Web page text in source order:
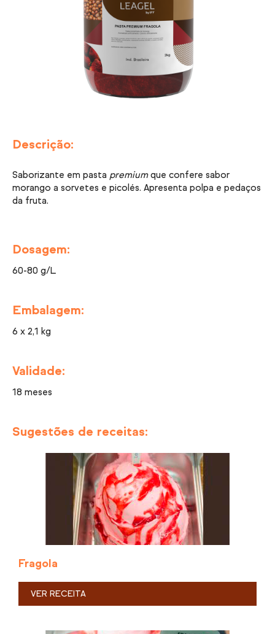
Descrição:
Saborizante em pasta premiumque confere sabor
morango a sorvetes e picolés. Apresenta polpa e pedaços
da fruta.
Dosagem:
60-80 g/L
Embalagem:
6 x 2,1 kg
Validade:
18 meses
Sugestões de receitas:
Fragola
VER RECEITA